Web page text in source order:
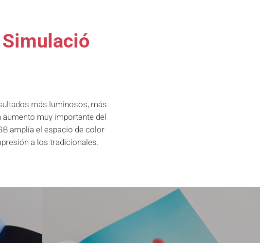
más luminosos, más
muy importante del
amplía el espacio de color
a los tradicionales.